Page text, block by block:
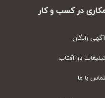
در کسب و کار
رایگان
در آفتاب
با ما